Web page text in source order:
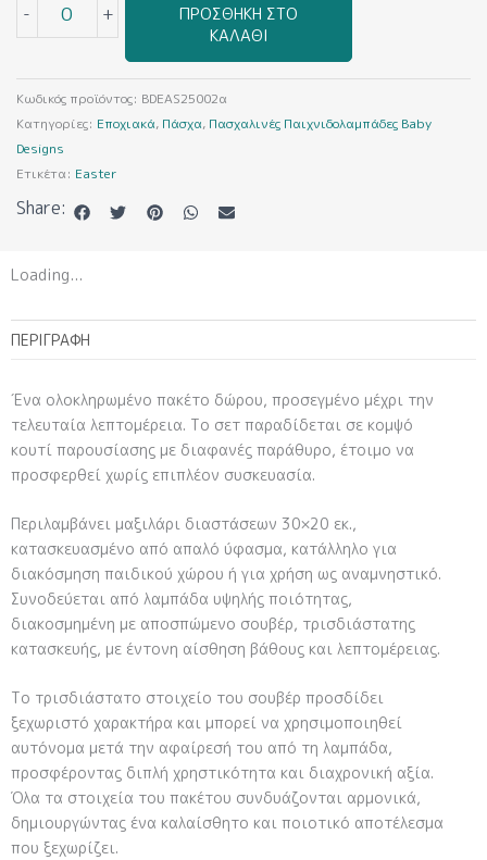
-
Λαμπάδα
Μαξιλάρι
Μικρός
Πρίγκιπας
BDEAS25002a
ποσότητα
+
ΠΡΟΣΘΉΚΗ ΣΤΟ
ΚΑΛΆΘΙ
Κωδικός προϊόντος: BDEAS25002α
Κατηγορίες: Εποχιακά, Πάσχα, Πασχαλινές Παιχνιδολαμπάδες Baby
Designs
Ετικέτα: Easter
Share:
Loading...
ΠΕΡΙΓΡΑΦΉ
Ένα ολοκληρωμένο πακέτο δώρου, προσεγμένο μέχρι την
τελευταία λεπτομέρεια. Το σετ παραδίδεται σε κομψό
κουτί παρουσίασης με διαφανές παράθυρο, έτοιμο να
προσφερθεί χωρίς επιπλέον συσκευασία.
Περιλαμβάνει μαξιλάρι διαστάσεων 30×20 εκ.,
κατασκευασμένο από απαλό ύφασμα, κατάλληλο για
διακόσμηση παιδικού χώρου ή για χρήση ως αναμνηστικό.
Συνοδεύεται από λαμπάδα υψηλής ποιότητας,
διακοσμημένη με αποσπώμενο σουβέρ, τρισδιάστατης
κατασκευής, με έντονη αίσθηση βάθους και λεπτομέρειας.
Το τρισδιάστατο στοιχείο του σουβέρ προσδίδει
ξεχωριστό χαρακτήρα και μπορεί να χρησιμοποιηθεί
αυτόνομα μετά την αφαίρεσή του από τη λαμπάδα,
προσφέροντας διπλή χρηστικότητα και διαχρονική αξία.
Όλα τα στοιχεία του πακέτου συνδυάζονται αρμονικά,
δημιουργώντας ένα καλαίσθητο και ποιοτικό αποτέλεσμα
που ξεχωρίζει.